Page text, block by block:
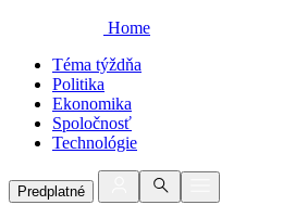
Home
Téma týždňa
Politika
Ekonomika
Spoločnosť
Technológie
Predplatné